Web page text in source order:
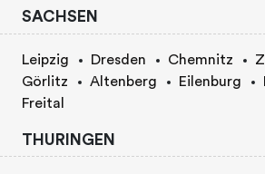
SACHSEN
Leipzig Dresden Chemnitz
Görlitz
Altenberg Eilenburg
Freital
THURINGEN